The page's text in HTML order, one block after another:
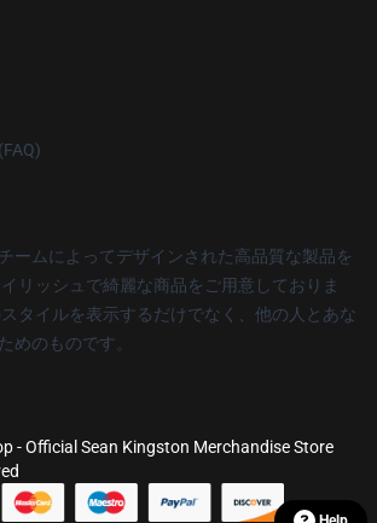
ームによってデザインされた高品質な製品を
リッシュで綺麗な商品をご用意しておりま
タイルを表示するだけでなく、他の人とあな
めのものです。
- Official Sean Kingston Merchandise Store